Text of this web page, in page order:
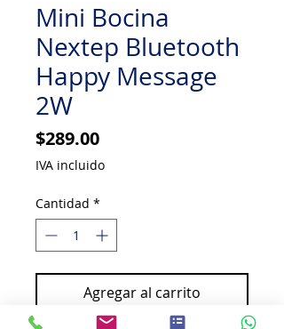
Mini Bocina
Nextep Bluetooth
Happy Message
2W
$289.00Precio
IVA incluido
Cantidad *
Agregar al carrito